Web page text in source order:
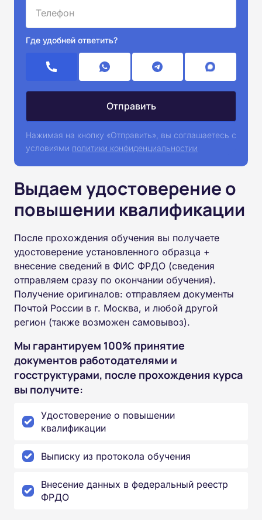
Где удобней ответить?
Нажимая на кнопку «Отправить», вы соглашаетесь с
условиями политики конфиденциальностии
Выдаем удостоверение о
повышении квалификации
После прохождения обучения вы получаете
удостоверение установленного образца +
внесение сведений в ФИС ФРДО (сведения
отправляем сразу по окончании обучения).
Получение оригиналов: отправляем документы
Почтой России в г. Москва, и любой другой
регион (также возможен самовывоз).
Мы гарантируем 100% принятие
документов работодателями и
госструктурами, после прохождения курса
вы получите:
Удостоверение о повышении
квалификации
Выписку из протокола обучения
Внесение данных в федеральный реестр
ФРДО